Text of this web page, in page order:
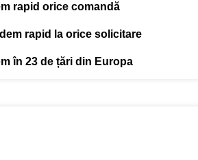
rapid orice comandă
rapid la orice solicitare
în 23 de țări din Europa